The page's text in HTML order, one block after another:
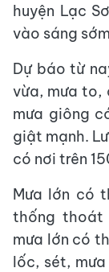
huyện Lạc
vào sáng
Dự báo từ
vừa, mưa to,
mưa giông
giật mạnh.
có nơi trên
Mưa lớn có
thống thoát
mưa lớn có
lốc, sét,